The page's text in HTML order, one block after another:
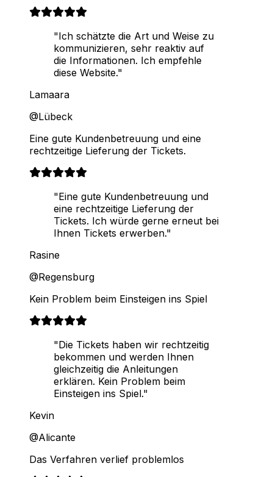
"Ich schätzte die Art und Weise zu
kommunizieren, sehr reaktiv auf
die Informationen. Ich empfehle
diese Website."
Lamaara
@Lübeck
Eine gute Kundenbetreuung und eine
rechtzeitige Lieferung der Tickets.
"Eine gute Kundenbetreuung und
eine rechtzeitige Lieferung der
Tickets. Ich würde gerne erneut bei
Ihnen Tickets erwerben."
Rasine
@Regensburg
Kein Problem beim Einsteigen ins Spiel
"Die Tickets haben wir rechtzeitig
bekommen und werden Ihnen
gleichzeitig die Anleitungen
erklären. Kein Problem beim
Einsteigen ins Spiel."
Kevin
@Alicante
Das Verfahren verlief problemlos